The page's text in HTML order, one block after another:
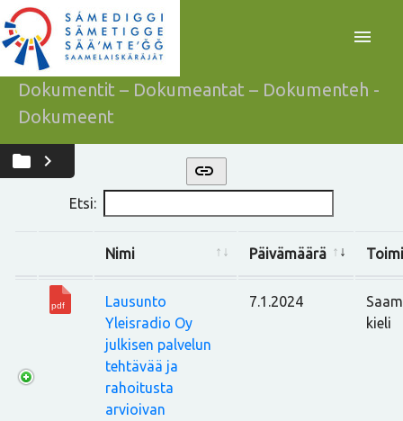
Dokumentit – Dokumeantat – Dokumenteh -
Dokumeent
menu
folder chevron_right link
Etsi:
Nimi Päivämäärä
Lausunto
Yleisradio Oy
julkisen palvelun
tehtävää ja
rahoitusta
arvioivan
7.1.2024
kieli